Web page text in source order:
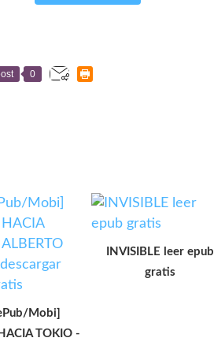
0
Mobi]
TOKIO -
INVISIBLE leer epub
gratis